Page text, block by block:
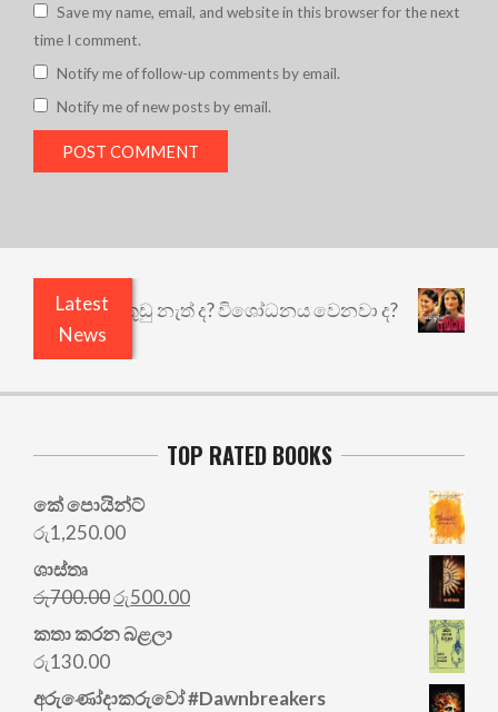
Save my name, email, and website in this browser for the next
time I comment.
Notify me of follow-up comments by email.
Notify me of new posts by email.
Latest
News
ඇතුළෙයි කුඩු නැත් ද? විශෝධනය වෙනවා ද?
TOP RATED BOOKS
කේ පොයින්ට්
රු1,250.00
ශාස්තෘ
රු700.00Original
price
was:
රු500.00Current
කතා කරන බළලා
රු130.00
අරු‍ණෝදාකරුවෝ #Dawnbreakers